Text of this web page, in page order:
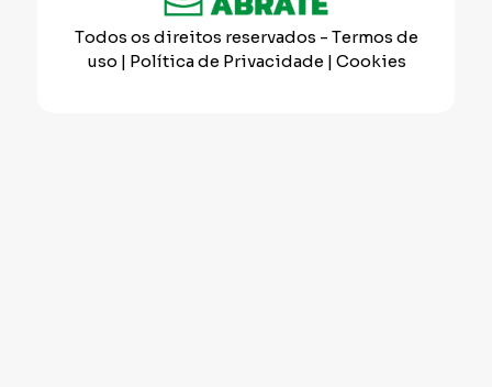
Todos os direitos reservados - Termos de
uso | Política de Privacidade | Cookies